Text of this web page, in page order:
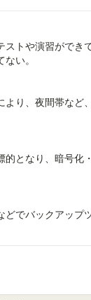
トや演習ができ
い。
り、夜間帯など
となり、暗号化
でバックアップ